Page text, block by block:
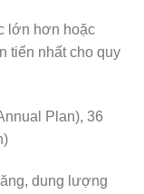
lớn hơn hoặc
tiến nhất cho quy
Plan), 36
dung lượng